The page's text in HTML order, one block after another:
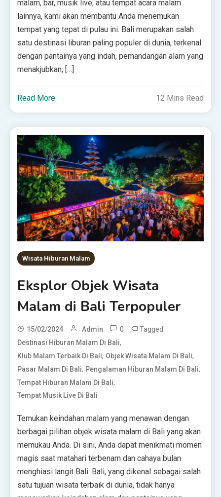
malam, bar, musik live, atau tempat acara malam
lainnya, kami akan membantu Anda menemukan
tempat yang tepat di pulau ini. Bali merupakan salah
satu destinasi liburan paling populer di dunia, terkenal
dengan pantainya yang indah, pemandangan alam yang
menakjubkan, […]
Read More 12 Mins Read
Wisata Hiburan Malam
Eksplor Objek Wisata
Malam di Bali Terpopuler
15/02/2024 Admin 0 Tagged
Destinasi Hiburan Malam Di Bali,
Klub Malam Terbaik Di Bali, Objek Wisata Malam Di Bali,
Pasar Malam Di Bali, Pengalaman Hiburan Malam Di Bali,
Tempat Hiburan Malam Di Bali,
Tempat Musik Live Di Bali
Temukan keindahan malam yang menawan dengan
berbagai pilihan objek wisata malam di Bali yang akan
memukau Anda. Di sini, Anda dapat menikmati momen
magis saat matahari terbenam dan cahaya bulan
menghiasi langit Bali. Bali, yang dikenal sebagai salah
satu tujuan wisata terbaik di dunia, tidak hanya